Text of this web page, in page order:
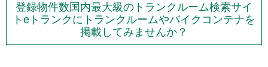
登録物件数国内最大級のトランクルーム検索サイ
トeトランクにトランクルームやバイクコンテナを
掲載してみませんか？